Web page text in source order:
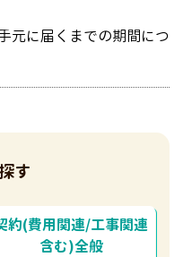
元に届くまでの期間につ
す
約(費用関連/工事関連
含む)全般